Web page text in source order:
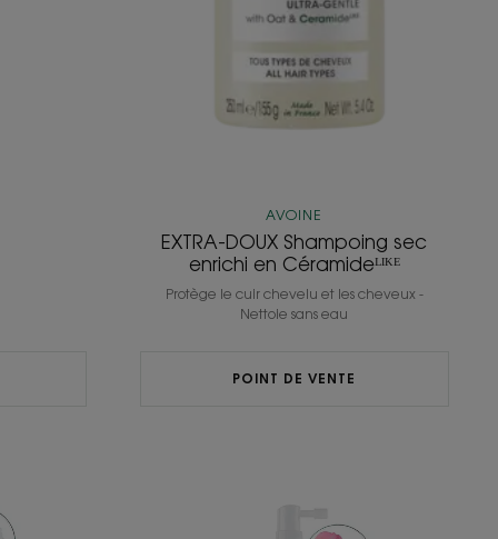
AVOINE
EXTRA-DOUX Shampoing sec
enrichi en Céramideᴸᴵᴷᴱ
Protège le cuir chevelu et les cheveux -
Nettoie sans eau
POINT DE VENTE
calmant